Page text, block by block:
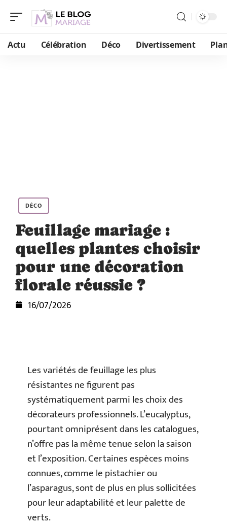
Actu Célébration Déco Divertissement
DÉCO
Feuillage mariage :
quelles plantes choisir
pour une décoration
florale réussie ?
16/07/2026
Les variétés de feuillage les plus
résistantes ne figurent pas
systématiquement parmi les choix des
décorateurs professionnels. L’eucalyptus,
pourtant omniprésent dans les catalogues,
n’offre pas la même tenue selon la saison
et l’exposition. Certaines espèces moins
connues, comme le pistachier ou
l’asparagus, sont de plus en plus sollicitées
pour leur adaptabilité et leur palette de
verts.